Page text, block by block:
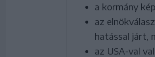
a kormány
az
hatással járt,
az USA-val